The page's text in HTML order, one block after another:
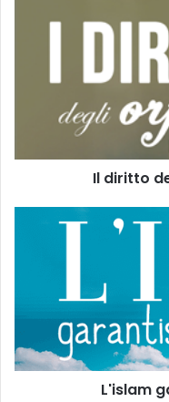
Il diritto
L'islam